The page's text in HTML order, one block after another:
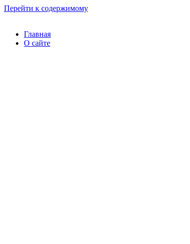
Перейти к содержимому
Главная
О сайте